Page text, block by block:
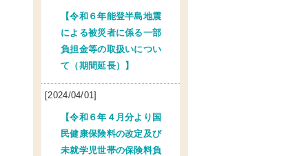
【令和６年能登半島地震
による被災者に係る一部
負担金等の取扱いについ
て（期間延長）】
[2024/04/01]
【令和６年４月分より国
民健康保険料の改定及び
未就学児世帯の保険料負